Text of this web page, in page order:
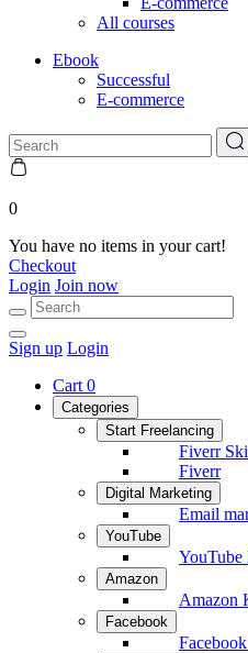
All courses
Ebook
Successful
E-commerce
0
You have no items in your cart!
Checkout
Login Join now
Sign up Login
Cart 0
Categories
Start Freelancing
Fiverr
Fiverr
Digital Marketing
Email
YouTube
YouTube
Amazon
Amazon
Facebook